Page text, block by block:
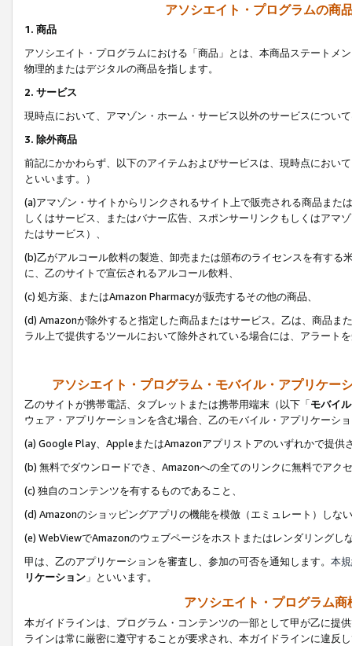
アソシエイト・プログラムの商
1. 商品
アソシエイト・プログラムにおける「商品」とは、本商品ステートメ
物理的またはデジタルの商品を指します。
2. サービス
現時点において、アマゾン・ホーム・サービス以外のサービスについ
3. 除外商品
前記にかかわらず、以下のアイテムおよびサービスは、現時点におい
といいます。）
(a)アマゾン・サイトからリンクされるサイト上で販売される商品ま
しくはサービス、またはバナー広告、スポンサーリンクもしくはアマ
たはサービス）、
(b)乙がアルコール飲料の製造、卸売または頒布のライセンスを有す
に、乙のサイトで宣伝されるアルコール飲料、
(c) 処方薬、またはAmazon Pharmacyが販売するその他の商品、
(d) Amazonが除外すると指定した商品またはサービス。乙は、商品ま
ラル上で提供するツールにおいて除外されている場合には、アラート
アソシエイト・プログラム・モバイル・アプリケー
乙のサイトが携帯電話、タブレットまたは携帯用端末（以下「モバイ
ウェア・アプリケーションを含む場合、乙のモバイル・アプリケーシ
(a) Google Play、AppleまたはAmazonアプリストアのいずれかで提供
(b) 無料でダウンロードでき、Amazonへの全てのリンクに無料でアク
(c) 独自のコンテンツを有するものであること、
(d) Amazonのショッピングアプリの機能を模倣（エミュレート）しな
(e) WebViewでAmazonのウェブページをホストまたはレンダリングし
甲は、乙のアプリケーションを審査し、参加の可否を通知します。 本
リケーション 」といいます。
アソシエイト・プログラム
本ガイドラインは、プログラム・コンテンツの一部として甲が乙に提
ラインは常に厳密に遵守することが要求され、本ガイドラインに違反